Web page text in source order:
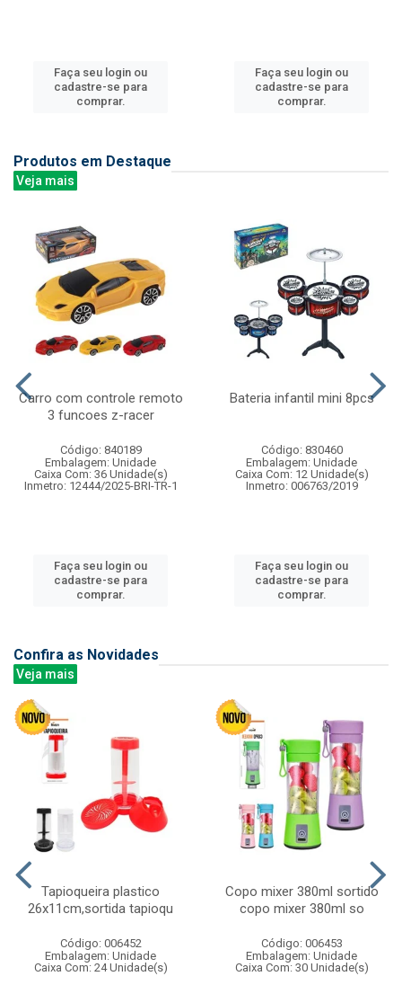
Faça seu login ou
cadastre-se para
comprar.
Faça seu login ou
cadastre-se para
comprar.
Produtos em Destaque
Veja mais
Carro com controle remoto
3 funcoes z-racer
Código: 840189
Embalagem: Unidade
Caixa Com: 36 Unidade(s)
Inmetro: 12444/2025-BRI-TR-1
Faça seu login ou
cadastre-se para
comprar.
Bateria infantil mini 8pcs
Código: 830460
Embalagem: Unidade
Caixa Com: 12 Unidade(s)
Inmetro: 006763/2019
Faça seu login ou
cadastre-se para
comprar.
Confira as Novidades
Veja mais
Tapioqueira plastico
26x11cm,sortida tapioqu
Código: 006452
Embalagem: Unidade
Caixa Com: 24 Unidade(s)
Copo mixer 380ml sortido
copo mixer 380ml so
Código: 006453
Embalagem: Unidade
Caixa Com: 30 Unidade(s)